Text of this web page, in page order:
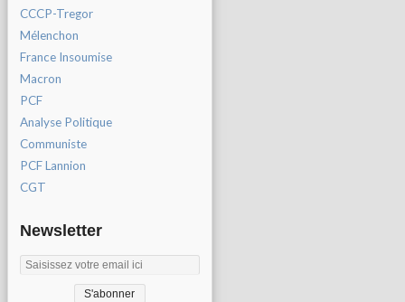
CCCP-Tregor
Mélenchon
France Insoumise
Macron
PCF
Analyse Politique
Communiste
PCF Lannion
CGT
Newsletter